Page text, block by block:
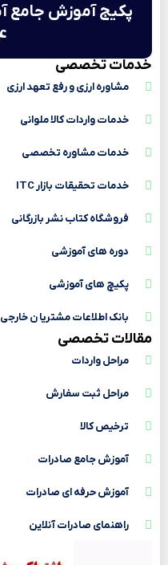
پکیج آموزش جامع
خدمات تخصصی
مشاوره ارزی و رفع تعهد ارزی
خدمات واردات کالا ملوانی
خدمات مشاوره تخصصی
خدمات تحقیقات بازار ITC
فروشگاه کتاب نشر بازرگانی
دوره های آموزشی
پکیچ های آموزشی
بانک اطلاعات مشتریا ن خارجی
مقالات تخصصی
مراحل واردات
مراحل ثبت سفارش
ترخیص کالا
آموزش جامع صادرات
آموزش حرفه ای صادرات
راهنمای صادرات آنلاین